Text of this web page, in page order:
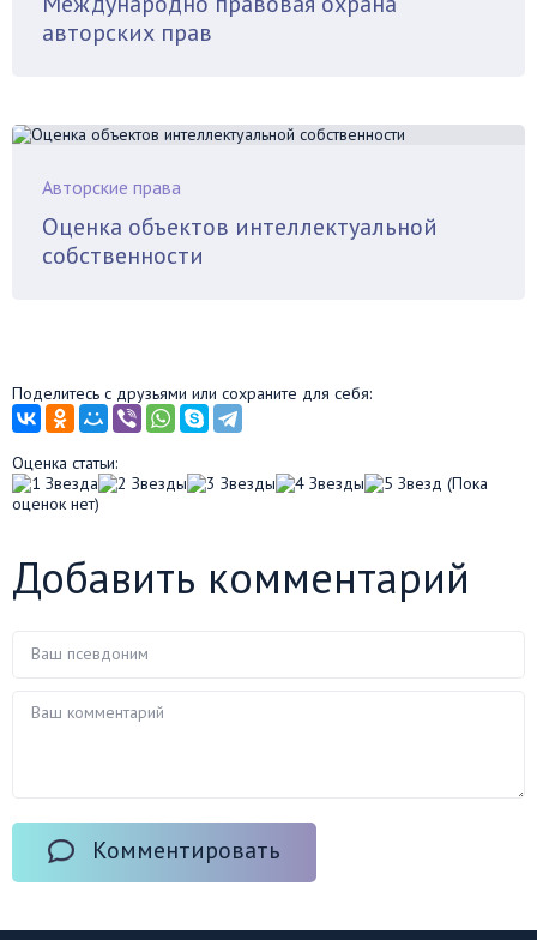
авторских прав
Авторские права
Оценка объектов интеллектуальной
собственности
Поделитесь с друзьями или сохраните для себя:
Оценка статьи:
(Пока
оценок нет)
Добавить комментарий
Комментировать